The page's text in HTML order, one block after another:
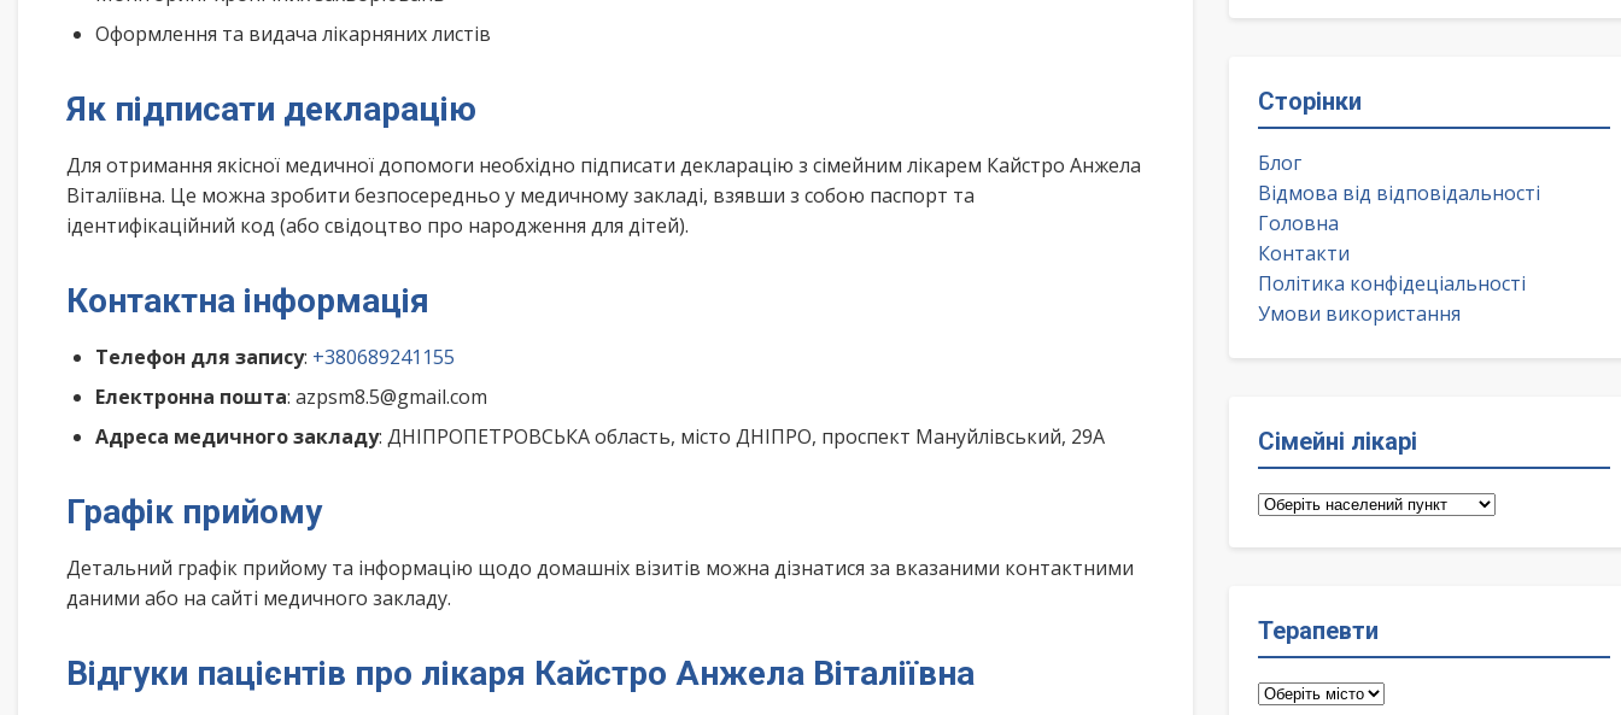
Оформлення та видача лікарняних листів
Як підписати декларацію
Для отримання якісної медичної допомоги необхідно підписати декларацію з сімейним лікарем Кайстро Анжела
Віталіївна. Це можна зробити безпосередньо у медичному закладі, взявши з собою паспорт та
ідентифікаційний код (або свідоцтво про народження для дітей).
Контактна інформація
Телефон для запису: +380689241155
Електронна пошта: azpsm8.5@gmail.com
Адреса медичного закладу: ДНІПРОПЕТРОВСЬКА область, місто ДНІПРО, проспект Мануйлівський, 29А
Графік прийому
Детальний графік прийому та інформацію щодо домашніх візитів можна дізнатися за вказаними контактними
даними або на сайті медичного закладу.
Відгуки пацієнтів про лікаря Кайстро Анжела Віталіївна
Сторінки
Блог
Відмова від відповідальності
Головна
Контакти
Політика конфідеціальності
Умови використання
Сімейні лікарі
Сімейні
Терапевти
Терапевти